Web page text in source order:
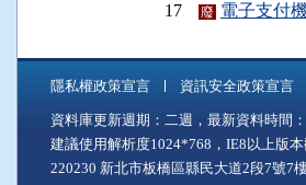
17
廢 電子支付
隱私權政策宣言 資訊安全政策宣言
資料庫更新週期：二週，最新資料時間
建議使用解析度1024*768，IE8以上版
220230 新北市板橋區縣民大道2段7號7